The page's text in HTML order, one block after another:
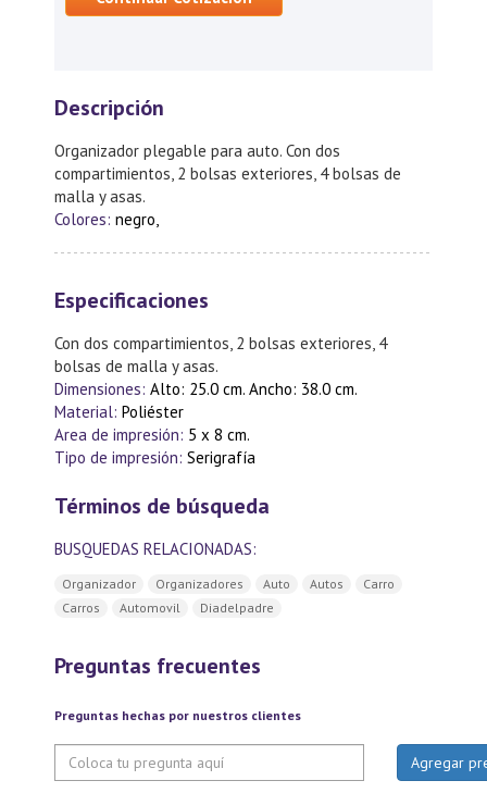
Descripción
Organizador plegable para auto. Con dos
compartimientos, 2 bolsas exteriores, 4 bolsas de
malla y asas.
Colores: negro,
Especificaciones
Con dos compartimientos, 2 bolsas exteriores, 4
bolsas de malla y asas.
Dimensiones: Alto: 25.0 cm. Ancho: 38.0 cm.
Material: Poliéster
Area de impresión: 5 x 8 cm.
Tipo de impresión: Serigrafía
Términos de búsqueda
BUSQUEDAS RELACIONADAS:
Organizador Organizadores Auto Autos
Carro
Carros
Automovil Diadelpadre
Preguntas frecuentes
Preguntas hechas por nuestros clientes